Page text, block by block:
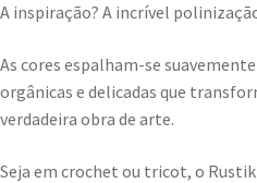
A inspiração? A incrível
As cores espalham-se
orgânicas e delicadas que
verdadeira obra de arte.
Seja em crochet ou tricot, o